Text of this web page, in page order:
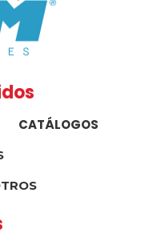
CATÁLOGOS